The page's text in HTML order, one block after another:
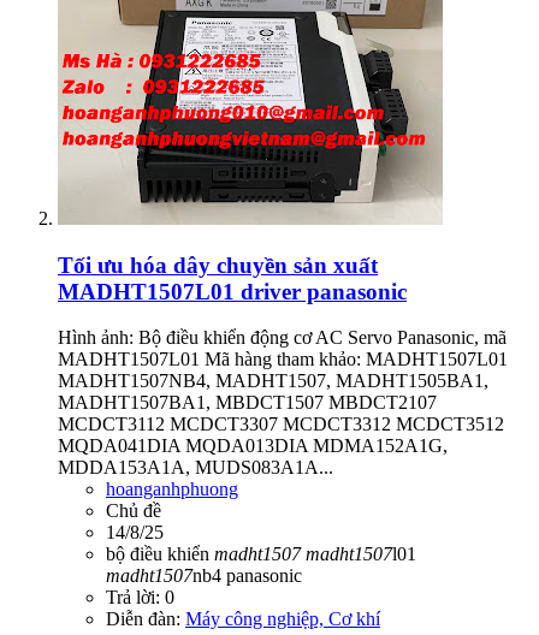
Tối ưu hóa dây chuyền sản xuất
MADHT1507L01 driver panasonic
Hình ảnh: Bộ điều khiển động cơ AC Servo Panasonic, mã
MADHT1507L01 Mã hàng tham khảo: MADHT1507L01
MADHT1507NB4, MADHT1507, MADHT1505BA1,
MADHT1507BA1, MBDCT1507 MBDCT2107
MCDCT3112 MCDCT3307 MCDCT3312 MCDCT3512
MQDA041DIA MQDA013DIA MDMA152A1G,
MDDA153A1A, MUDS083A1A...
hoanganhphuong
Chủ đề
14/8/25
bộ điều khiển madht1507 madht1507l01
madht1507nb4 panasonic
Trả lời: 0
Diễn đàn: Máy công nghiệp, Cơ khí